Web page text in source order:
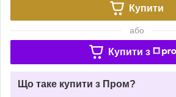
Купити
або
Купити з
Що таке купити з Пром?